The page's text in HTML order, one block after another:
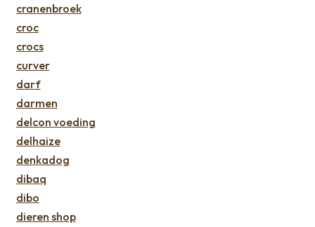
cranenbroek
croc
crocs
curver
darf
darmen
delcon voeding
delhaize
denkadog
dibaq
dibo
dieren shop